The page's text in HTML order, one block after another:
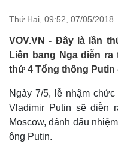
Thứ Hai, 09:52, 07/05/2018
VOV.VN - Đây là lần
Liên bang Nga diễn
thứ 4 Tổng thống Putin
Ngày 7/5, lễ nhậm
Vladimir Putin sẽ diễn
Moscow, đánh dấu
ông Putin.